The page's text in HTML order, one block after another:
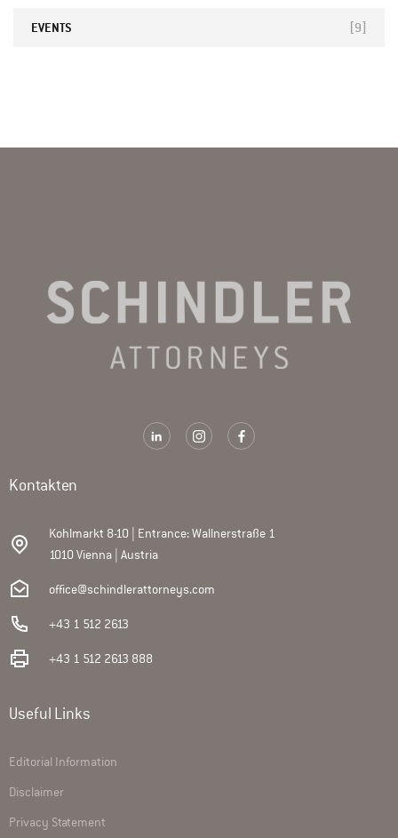
EVENTS [9]
Kontakten
Kohlmarkt 8-10 | Entrance: Wallnerstraße 1
1010 Vienna | Austria
office@schindlerattorneys.com
+43 1 512 2613
+43 1 512 2613 888
Useful Links
Editorial Information
Disclaimer
Privacy Statement